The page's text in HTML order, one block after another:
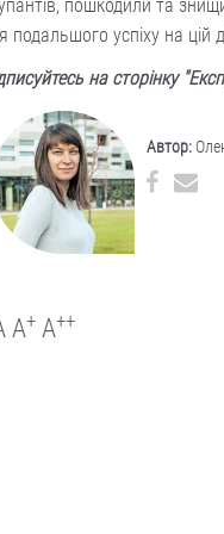
пошкодили та
подальшого успіху на цій
на сторінку
Автор:
A+ A++